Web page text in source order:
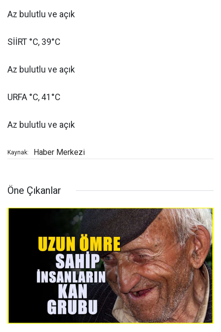
Az bulutlu ve açık
SİİRT °C, 39°C
Az bulutlu ve açık
URFA °C, 41°C
Az bulutlu ve açık
Kaynak: Haber Merkezi
Öne Çıkanlar